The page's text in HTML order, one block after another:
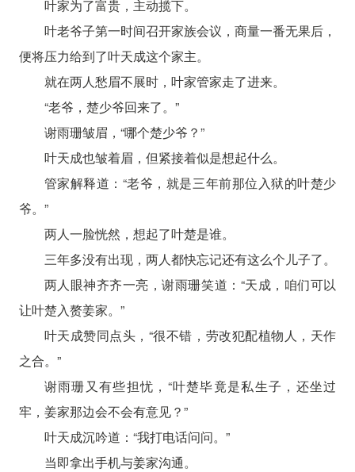
叶家为了富贵，主动揽下。
叶老爷子第一时间召开家族会议，商量一番无果后，
便将压力给到了叶天成这个家主。
就在两人愁眉不展时，叶家管家走了进来。
“老爷，楚少爷回来了。”
谢雨珊皱眉，“哪个楚少爷？”
叶天成也皱着眉，但紧接着似是想起什么。
管家解释道：“老爷，就是三年前那位入狱的叶楚少
爷。”
两人一脸恍然，想起了叶楚是谁。
三年多没有出现，两人都快忘记还有这么个儿子了。
两人眼神齐齐一亮，谢雨珊笑道：“天成，咱们可以
让叶楚入赘姜家。”
叶天成赞同点头，“很不错，劳改犯配植物人，天作
之合。”
谢雨珊又有些担忧，“叶楚毕竟是私生子，还坐过
牢，姜家那边会不会有意见？”
叶天成沉吟道：“我打电话问问。”
当即拿出手机与姜家沟通。